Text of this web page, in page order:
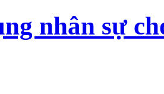
nhân sự